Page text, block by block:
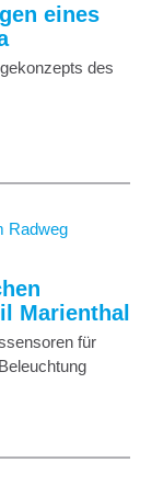
eines
des
Marienthal
für